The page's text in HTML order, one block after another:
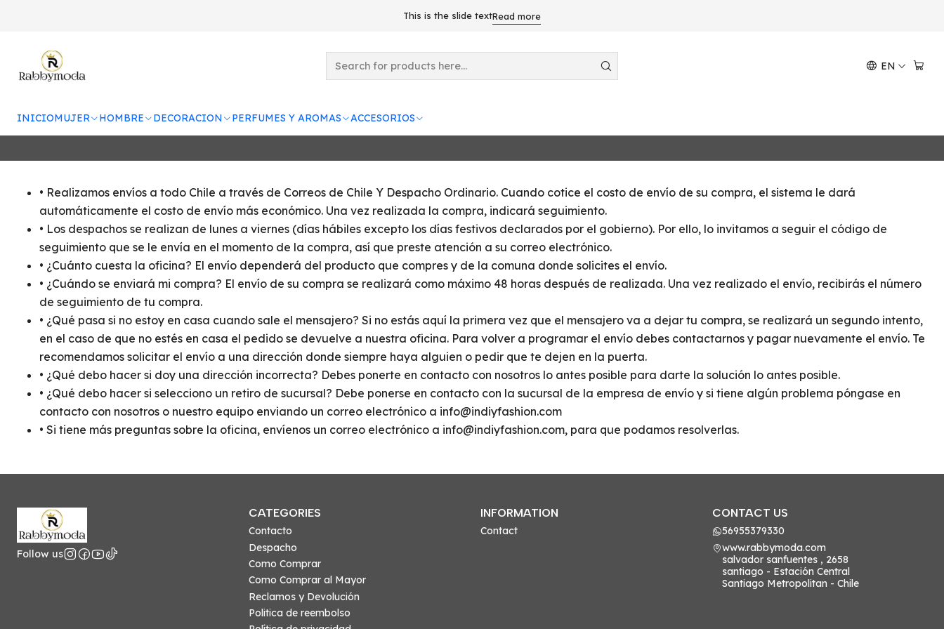
EN
INICIOMUJER HOMBRE DECORACION PERFUMES Y AROMAS ACCESORIOS
This is the slide textRead more
Home DESPACHO DESPACHO
DESPACHO
• Realizamos envíos a todo Chile a través de Correos de Chile Y Despacho Ordinario. Cuando cotice el costo de envío de su compra, el sistema le dará
automáticamente el costo de envío más económico. Una vez realizada la compra, indicará seguimiento.
• Los despachos se realizan de lunes a viernes (días hábiles excepto los días festivos declarados por el gobierno). Por ello, lo invitamos a seguir el código de
seguimiento que se le envía en el momento de la compra, así que preste atención a su correo electrónico.
• ¿Cuánto cuesta la oficina? El envío dependerá del producto que compres y de la comuna donde solicites el envío.
• ¿Cuándo se enviará mi compra? El envío de su compra se realizará como máximo 48 horas después de realizada. Una vez realizado el envío, recibirás el número
de seguimiento de tu compra.
• ¿Qué pasa si no estoy en casa cuando sale el mensajero? Si no estás aquí la primera vez que el mensajero va a dejar tu compra, se realizará un segundo intento,
en el caso de que no estés en casa el pedido se devuelve a nuestra oficina. Para volver a programar el envío debes contactarnos y pagar nuevamente el envío. Te
recomendamos solicitar el envío a una dirección donde siempre haya alguien o pedir que te dejen en la puerta.
• ¿Qué debo hacer si doy una dirección incorrecta? Debes ponerte en contacto con nosotros lo antes posible para darte la solución lo antes posible.
• ¿Qué debo hacer si selecciono un retiro de sucursal? Debe ponerse en contacto con la sucursal de la empresa de envío y si tiene algún problema póngase en
contacto con nosotros o nuestro equipo enviando un correo electrónico a info@indiyfashion.com
• Si tiene más preguntas sobre la oficina, envíenos un correo electrónico a info@indiyfashion.com, para que podamos resolverlas.
Follow us
CATEGORIES
Contacto
Despacho
Como Comprar
Como Comprar al Mayor
Reclamos y Devolución
Politica de reembolso
INFORMATION
Contact
CONTACT US
56955379330
www.rabbymoda.com
salvador sanfuentes , 2658
santiago - Estación Central
Santiago Metropolitan - Chile